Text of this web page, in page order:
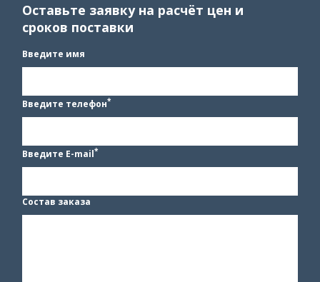
Оставьте заявку на расчёт цен и
сроков поставки
Введите имя
Введите телефон*
Введите E-mail*
Состав заказа